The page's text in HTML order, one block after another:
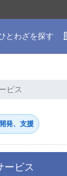
とわざを探す
ビス
発、支援
ービス